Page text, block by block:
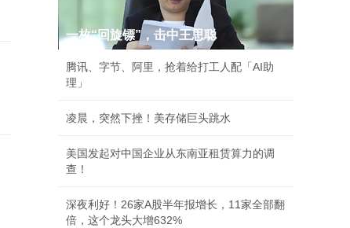
一枚“回旋镖”，击中王思聪
腾讯、字节、阿里，抢着给打工人配「AI助
理」
凌晨，突然下挫！美存储巨头跳水
美国发起对中国企业从东南亚租赁算力的调
查！
深夜利好！26家A股半年报增长，11家全部翻
倍，这个龙头大增632%